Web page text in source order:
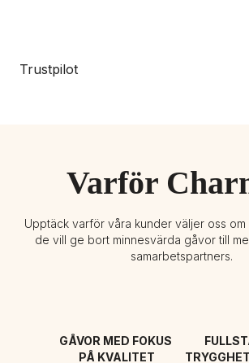
Trustpilot
Varför
Upptäck varför våra kunder väljer oss
de vill ge bort minnesvärda gåvor till
samarbetspartners.
GÅVOR MED FOKUS
PÅ KVALITET